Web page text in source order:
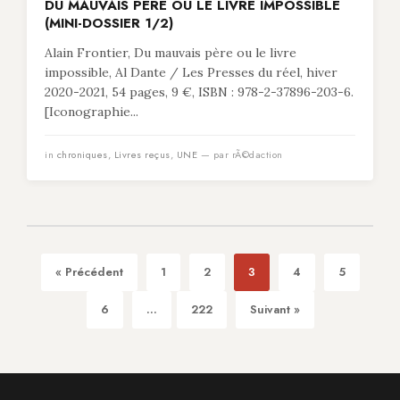
DU MAUVAIS PÈRE OU LE LIVRE IMPOSSIBLE
(MINI-DOSSIER 1/2)
Alain Frontier, Du mauvais père ou le livre
impossible, Al Dante / Les Presses du réel, hiver
2020-2021, 54 pages, 9 €, ISBN : 978-2-37896-203-6.
[Iconographie...
in chroniques, Livres reçus, UNE — par rÃ©daction
« Précédent 1 2 3 4 5
6 ... 222 Suivant »